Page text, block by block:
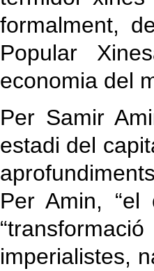
formalment,
Popular
economia del
Per Samir
estadi del
Per Amin, “el
imperialistes,